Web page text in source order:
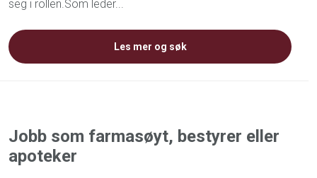
seg i rollen.Som leder...
Les mer og søk
Jobb som farmasøyt, bestyrer eller
apoteker